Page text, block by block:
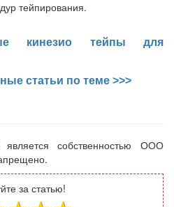
тейпирования.
кинезио тейпы для
статьи по теме >>>
собственностью ООО
за статью!